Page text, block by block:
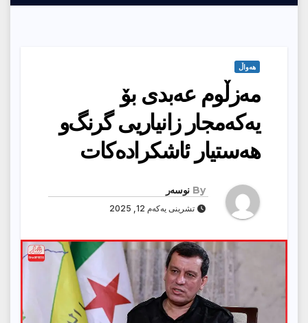
هەواڵ
مه‌زڵوم عه‌بدى بۆ
یه‌كه‌مجار زانیاریى گرنگ‌و
هه‌ستیار ئاشكراده‌كات
By نوسەر
تشرینی یەکەم 12, 2025